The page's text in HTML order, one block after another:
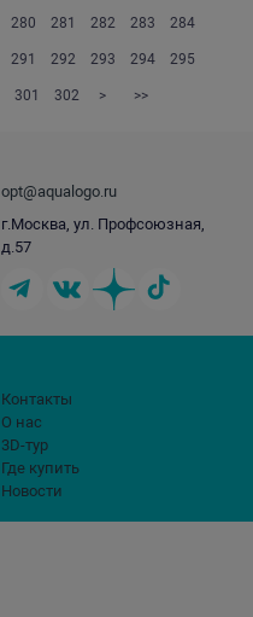
280 281 282 283 284
291 292 293 294 295
301 302 > >>
Контакты
О нас
3D-тур
Где купить
Новости
opt@aqualogo.ru
г.Москва, ул. Профсоюзная,
д.57